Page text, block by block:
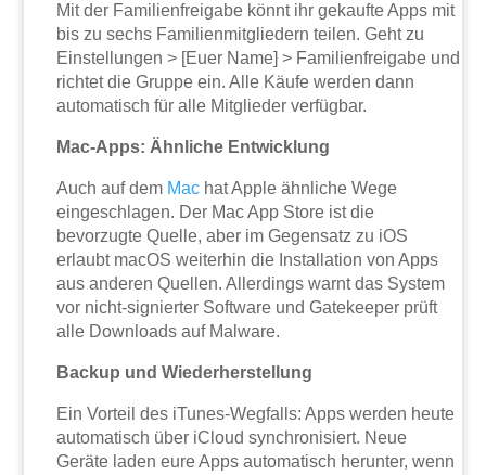
Mit der Familienfreigabe könnt ihr gekaufte Apps mit
bis zu sechs Familienmitgliedern teilen. Geht zu
Einstellungen > [Euer Name] > Familienfreigabe und
richtet die Gruppe ein. Alle Käufe werden dann
automatisch für alle Mitglieder verfügbar.
Mac-Apps: Ähnliche Entwicklung
Auch auf dem Mac hat Apple ähnliche Wege
eingeschlagen. Der Mac App Store ist die
bevorzugte Quelle, aber im Gegensatz zu iOS
erlaubt macOS weiterhin die Installation von Apps
aus anderen Quellen. Allerdings warnt das System
vor nicht-signierter Software und Gatekeeper prüft
alle Downloads auf Malware.
Backup und Wiederherstellung
Ein Vorteil des iTunes-Wegfalls: Apps werden heute
automatisch über iCloud synchronisiert. Neue
Geräte laden eure Apps automatisch herunter, wenn